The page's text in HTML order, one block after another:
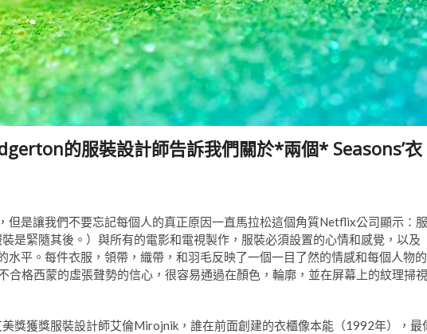
的服裝設計師告訴我們關於*兩個* Seasons’衣
但是讓我們不要忘記每個人的真正原因一直馬拉松這個角質Netflix公司顯示：服
是緊隨其後。）與所有的電影和電視製作，服裝必須設置的心情和感覺，以及
平。每件衣服，領帶，織帶，和羽毛反映了一個一目了然的情感和每個人物的
合格西蒙的虛張聲勢的信心，很容易通過在顏色，輪廓，並在屏幕上的紋理掃視
獎獲獎服裝設計師艾倫Mirojnik，誰在前面創建的衣櫃像本能（1992年），最